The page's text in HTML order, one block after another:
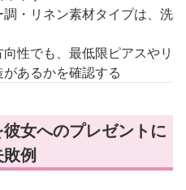
・リネン素材タイプは、洗
性でも、最低限ピアスやリ
あるかを確認する
女へのプレゼントに
例